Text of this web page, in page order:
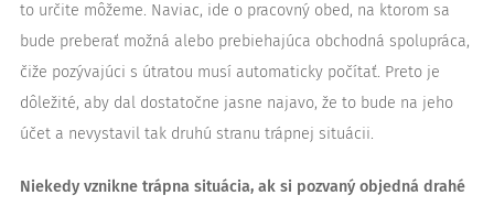
to určite môžeme. Naviac, ide o pracovný obed, na ktorom sa
bude preberať možná alebo prebiehajúca obchodná spolupráca,
čiže pozývajúci s útratou musí automaticky počítať. Preto je
dôležité, aby dal dostatočne jasne najavo, že to bude na jeho
účet a nevystavil tak druhú stranu trápnej situácii.
Niekedy vznikne trápna situácia, ak si pozvaný objedná drahé